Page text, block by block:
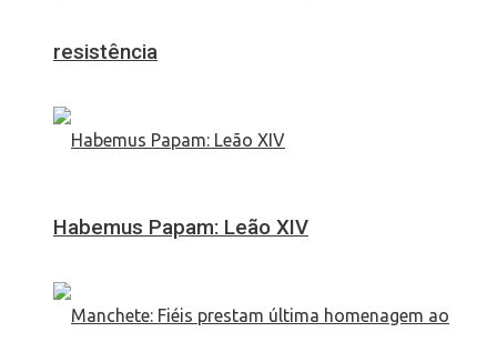
resistência
Habemus Papam: Leão XIV